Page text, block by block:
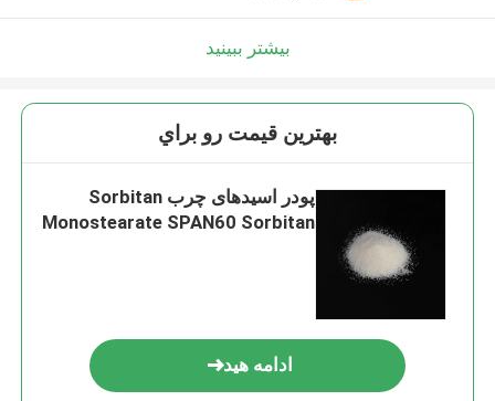
بیشتر ببینید
بهترين قيمت رو براي
پودر اسیدهای چرب Sorbitan
Monostearate SPAN60 Sorbitan
ادامه هید